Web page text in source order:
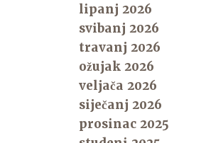
lipanj 2026
svibanj 2026
travanj 2026
ožujak 2026
veljača 2026
siječanj 2026
prosinac 2025